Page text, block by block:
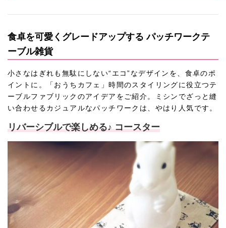
食卓を可愛くグレードアップする パッチワークテ
ーブル雑貨
小さなはぎれも無駄にしない“エコ”なデザインを、食卓のポ
イントに。「おうちカフェ」時間のスタイリングに役立つテ
ーブルファブリックのアイデアをご紹介。ミシンでざっと縫
い合わせるカジュアルなパッチワークは、やはり人気です。
リバーシブルで楽しめる♪ コースター